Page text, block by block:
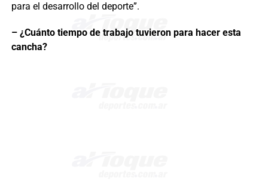
para el desarrollo del deporte”.
– ¿Cuánto tiempo de trabajo tuvieron para hacer esta
cancha?